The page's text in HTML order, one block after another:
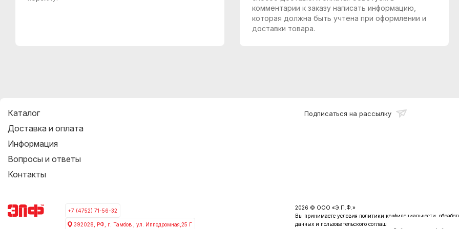
комментарии к заказу написать информацию,
которая должна быть учтена при оформлении и
доставки товара.
Каталог
Доставка и оплата
Информация
Вопросы и ответы
Контакты
Подписаться на рассылку
+7 (4752) 71-56-32
392028, РФ, г. Тамбов , ул. Ипподромная,25 Г
2026 © ООО «Э.П.Ф.»
Вы принимаете условия политики конфидециальности ,
данных и пользовательского соглашения каждый раз, когда